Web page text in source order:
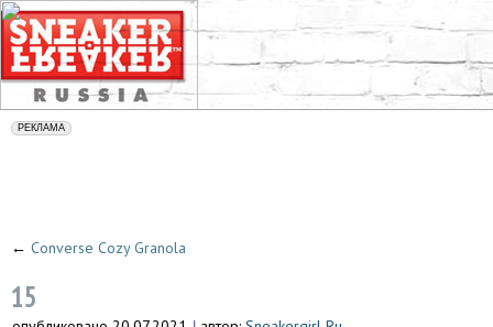
← Converse Cozy Granola
15